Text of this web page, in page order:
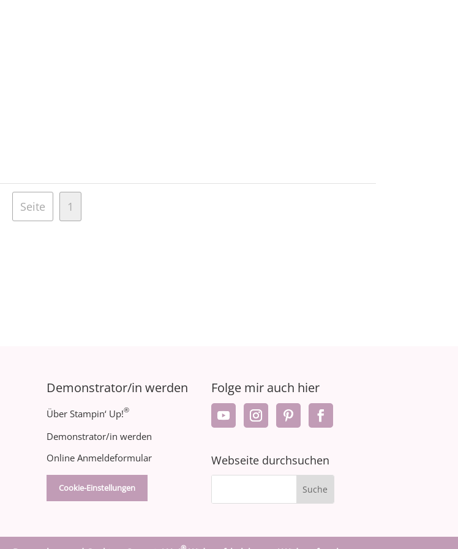
Seite 1
Demonstrator/in werden
Über Stampin‘ Up!®
Demonstrator/in werden
Online Anmeldeformular
Cookie-Einstellungen
Folge mir auch hier
Webseite durchsuchen